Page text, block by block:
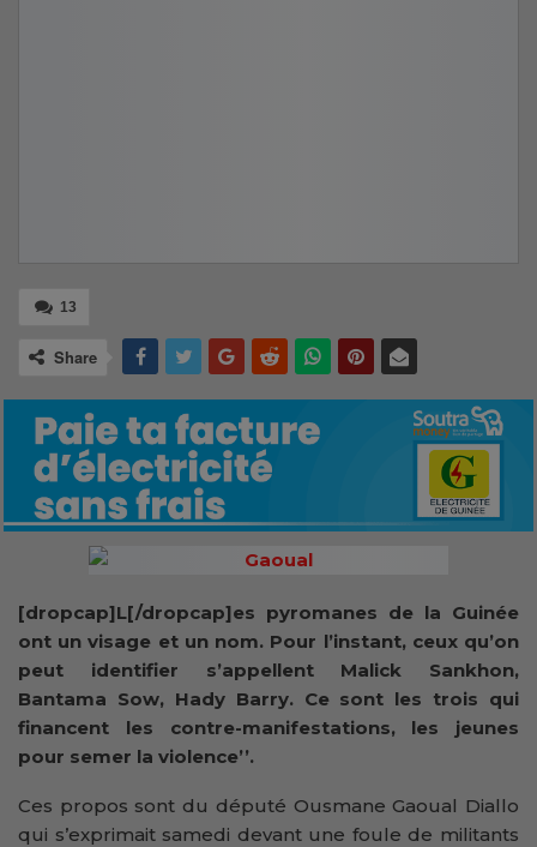
13
Share
[dropcap]L[/dropcap]es pyromanes de la Guinée
ont un visage et un nom. Pour l’instant, ceux qu’on
peut identifier s’appellent Malick Sankhon,
Bantama Sow, Hady Barry. Ce sont les trois qui
financent les contre-manifestations, les jeunes
pour semer la violence’’.
Ces propos sont du député Ousmane Gaoual Diallo
qui s’exprimait samedi devant une foule de militants